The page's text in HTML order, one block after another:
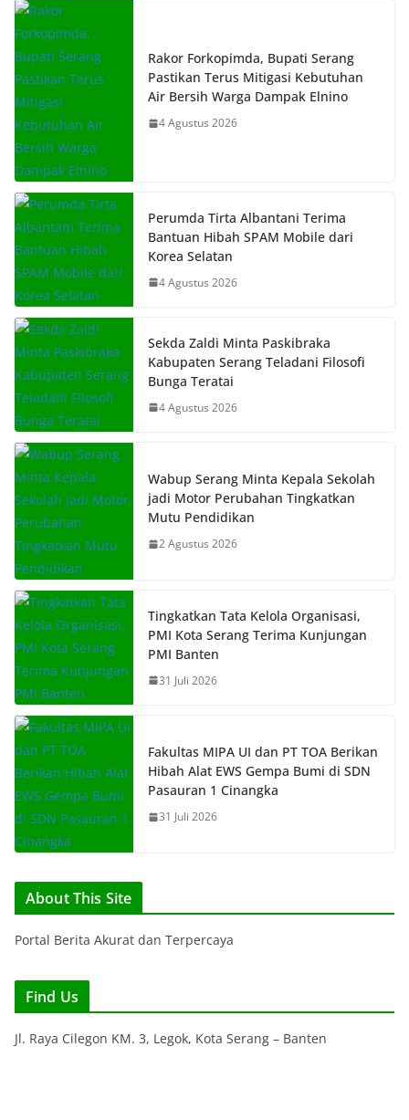
Rakor Forkopimda, Bupati Serang
Pastikan Terus Mitigasi Kebutuhan
Air Bersih Warga Dampak Elnino
4 Agustus 2026
Perumda Tirta Albantani Terima
Bantuan Hibah SPAM Mobile dari
Korea Selatan
4 Agustus 2026
Sekda Zaldi Minta Paskibraka
Kabupaten Serang Teladani Filosofi
Bunga Teratai
4 Agustus 2026
Wabup Serang Minta Kepala Sekolah
jadi Motor Perubahan Tingkatkan
Mutu Pendidikan
2 Agustus 2026
Tingkatkan Tata Kelola Organisasi,
PMI Kota Serang Terima Kunjungan
PMI Banten
31 Juli 2026
Fakultas MIPA UI dan PT TOA Berikan
Hibah Alat EWS Gempa Bumi di SDN
Pasauran 1 Cinangka
31 Juli 2026
About This Site
Portal Berita Akurat dan Terpercaya
Find Us
Jl. Raya Cilegon KM. 3, Legok, Kota Serang – Banten